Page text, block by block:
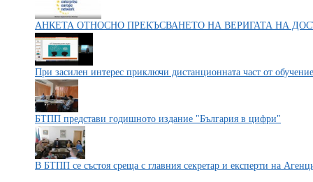
АНКЕТА ОТНОСНО ПРЕКЪСВАНЕТО НА ВЕРИГАТА НА
При засилен интерес приключи дистанционната част от
БТПП представи годишното издание "България в цифри"
В БТПП се състоя среща с главния секретар и експерти на